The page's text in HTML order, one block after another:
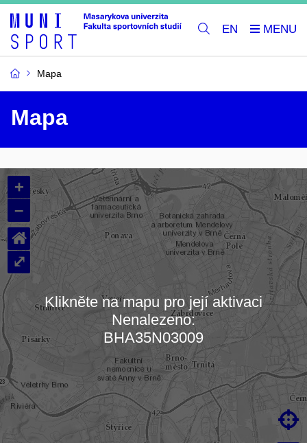
EN
Mapa
Mapa
Načítám mapu…
+
–

⌂
⤢
Klikněte na mapu pro její aktivaci
Nenalezeno:
BHA35N03009